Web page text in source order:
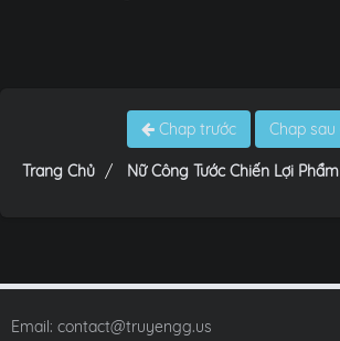
Chap trước Chap sau
Trang Chủ Nữ Công Tước Chiến Lợi Phẩm
Email: contact@truyengg.us